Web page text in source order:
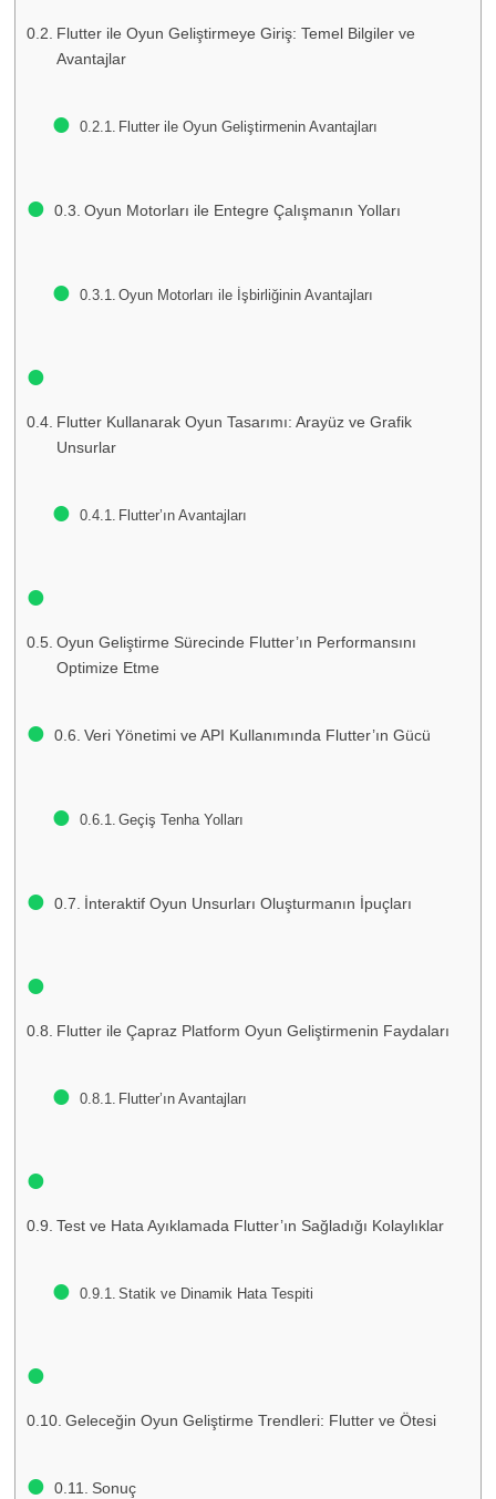
Flutter ile Oyun Geliştirmeye Giriş: Temel Bilgiler ve
Avantajlar
Flutter ile Oyun Geliştirmenin Avantajları
Oyun Motorları ile Entegre Çalışmanın Yolları
Oyun Motorları ile İşbirliğinin Avantajları
Flutter Kullanarak Oyun Tasarımı: Arayüz ve Grafik
Unsurlar
Flutter’ın Avantajları
Oyun Geliştirme Sürecinde Flutter’ın Performansını
Optimize Etme
Veri Yönetimi ve API Kullanımında Flutter’ın Gücü
Geçiş Tenha Yolları
İnteraktif Oyun Unsurları Oluşturmanın İpuçları
Flutter ile Çapraz Platform Oyun Geliştirmenin Faydaları
Flutter’ın Avantajları
Test ve Hata Ayıklamada Flutter’ın Sağladığı Kolaylıklar
Statik ve Dinamik Hata Tespiti
Geleceğin Oyun Geliştirme Trendleri: Flutter ve Ötesi
Sonuç